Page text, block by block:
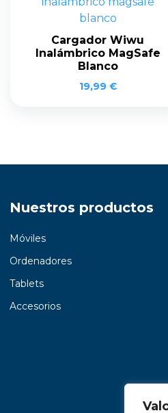
Cargador Wiwu
Inalámbrico MagSafe
Blanco
19,99 €
Nuestros productos
Móviles
Ordenadores
Tablets
Accesorios